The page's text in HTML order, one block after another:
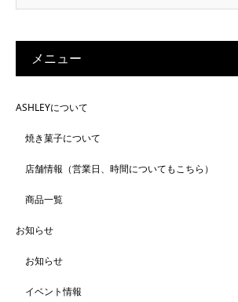
メニュー
ASHLEYについて
焼き菓子について
店舗情報（営業日、時間についてもこちら）
商品一覧
お知らせ
お知らせ
イベント情報